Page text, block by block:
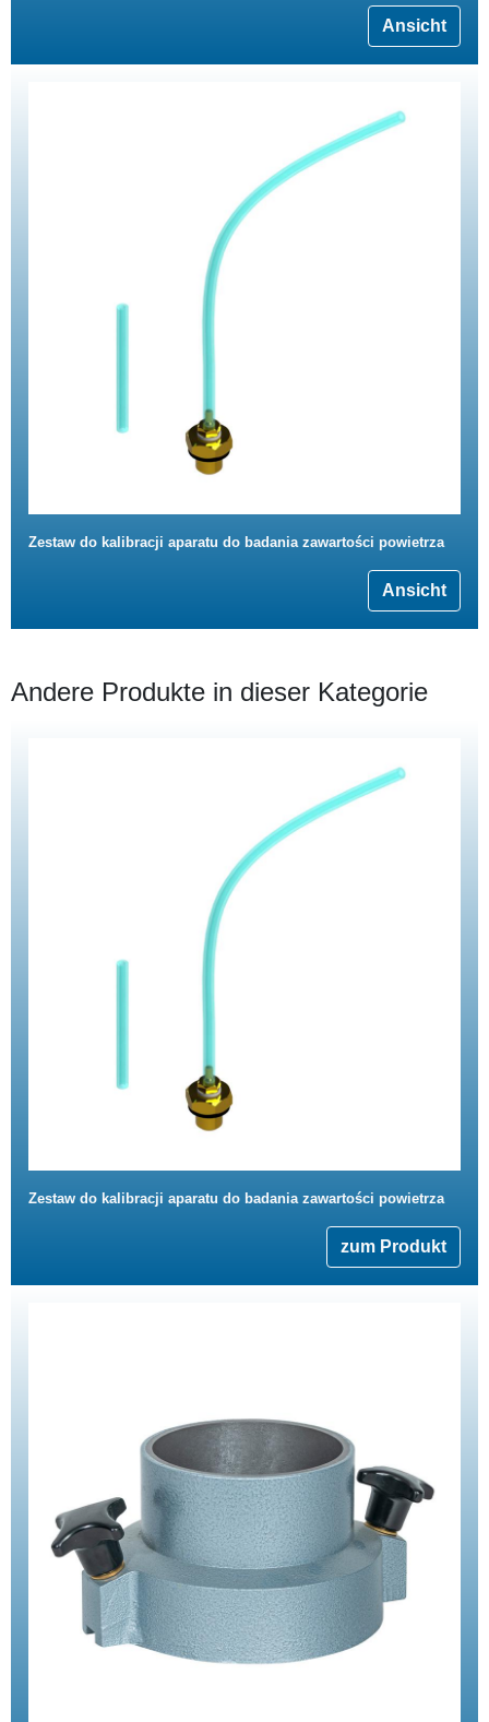
Ansicht
Zestaw do kalibracji aparatu do badania zawartości powietrza
Ansicht
Andere Produkte in dieser Kategorie
Zestaw do kalibracji aparatu do badania zawartości powietrza
zum Produkt